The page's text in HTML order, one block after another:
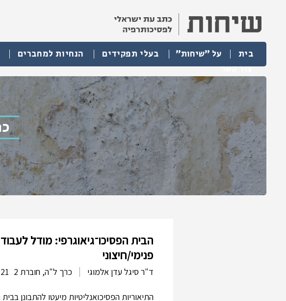
בית על "שיחות" בעלי תפקידים הנחיות למחברים
צור קשר
הבית הפסיכו־גיאוגרפי: מודל
פנימי/חיצוני
ד"ר סיגל עדן אלמוגי כרך ל"ה, חוברת 2
התיאוריות הפסיכואנליטיות מיעטו להתבונן